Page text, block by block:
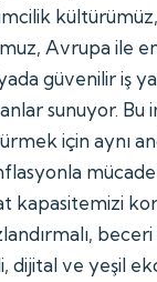
Avrupa ile
güvenilir iş
sunuyor. Bu
için aynı
kapasitemizi
dijital ve yeşil